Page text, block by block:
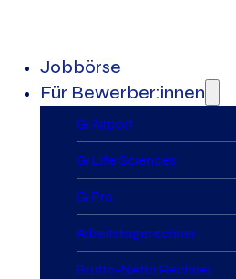
Jobbörse
Für Bewerber:innen
Gi Airport
Gi Life Sciences
Gi Pro
Arbeitstagerechner
Brutto-Netto Rechner